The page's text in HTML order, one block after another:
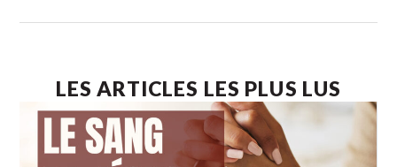
LES ARTICLES LES PLUS LUS